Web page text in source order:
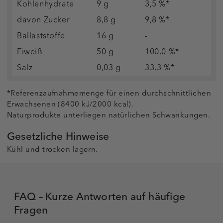
Kohlenhydrate
9 g
3,5 %*
davon Zucker
8,8 g
9,8 %*
Ballaststoffe
16 g
-
Eiweiß
50 g
100,0 %*
Salz
0,03 g 33,3 %*
*Referenzaufnahmemenge für einen durchschnittlichen
Erwachsenen (8400 kJ/2000 kcal).
Naturprodukte unterliegen natürlichen Schwankungen.
Gesetzliche Hinweise
Kühl und trocken lagern.
FAQ – Kurze Antworten auf häufige
Fragen